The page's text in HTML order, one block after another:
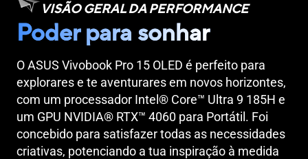
VISÃO GERAL DA PERFORMANCE
Poder para sonhar
O ASUS Vivobook Pro 15 OLED é perfeito para
explorares e te aventurares em novos horizontes,
com um processador Intel® Core™ Ultra 9 185H e
um GPU NVIDIA® RTX™ 4060 para Portátil. Foi
concebido para satisfazer todas as necessidades
criativas, potenciando a tua inspiração à medida